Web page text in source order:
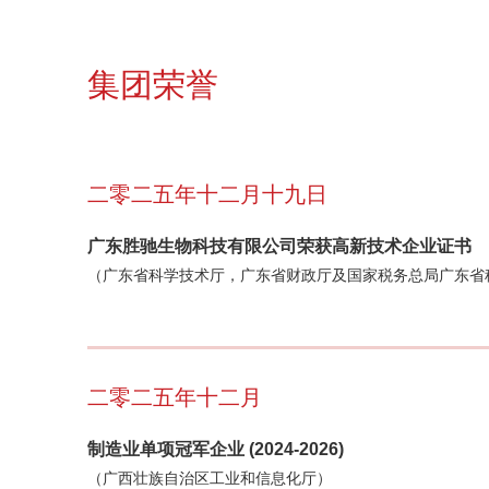
集团荣誉
二零二五年十二月十九日
广东胜驰生物科技有限公司荣获高新技术企业证书
（广东省科学技术厅，广东省财政厅及国家税务总局广东
二零二五年十二月
制造业单项冠军企业 (2024-2026)
（广西壮族自治区工业和信息化厅）